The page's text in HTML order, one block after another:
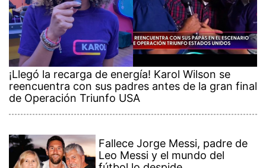
¡Llegó la recarga de energía! Karol Wilson se
reencuentra con sus padres antes de la gran final
de Operación Triunfo USA
Fallece Jorge Messi, padre de
Leo Messi y el mundo del